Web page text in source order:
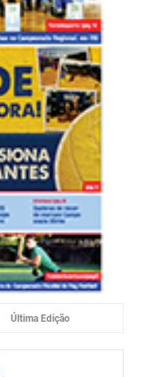
Última Edição